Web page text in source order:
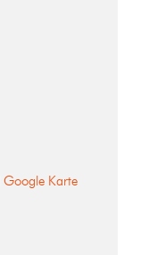
Google Karte